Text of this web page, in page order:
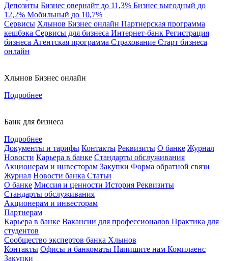
Депозиты Бизнес овернайт до 11,3% Бизнес выгодный до
12,2% Мобильный до 10,7%
Сервисы Хлынов Бизнес онлайн Партнерская программа
кешбэка Сервисы для бизнеса Интернет-банк Регистрация
бизнеса Агентская программа Страхование Старт бизнеса
онлайн
Хлынов Бизнес онлайн
Подробнее
Банк для бизнеса
Подробнее
Документы и тарифы Контакты Реквизиты О банке Журнал
Новости Карьера в банке Стандарты обслуживания
Акционерам и инвесторам Закупки Форма обратной связи
Журнал Новости банка Статьи
О банке Миссия и ценности История Реквизиты
Стандарты обслуживания
Акционерам и инвесторам
Партнерам
Карьера в банке Вакансии для профессионалов Практика для
студентов
Сообщество экспертов банка Хлынов
Контакты Офисы и банкоматы Напишите нам Комплаенс
Закупки